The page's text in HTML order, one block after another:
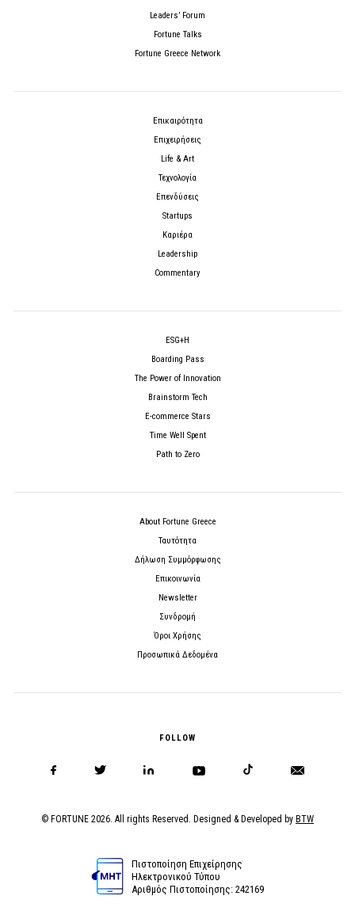
Leaders’ Forum
Fortune Talks
Fortune Greece Network
Επικαιρότητα
Επιχειρήσεις
Life & Art
Τεχνολογία
Επενδύσεις
Startups
Καριέρα
Leadership
Commentary
ESG+H
Boarding Pass
The Power of Innovation
Brainstorm Tech
E-commerce Stars
Time Well Spent
Path to Zero
About Fortune Greece
Ταυτότητα
Δήλωση Συμμόρφωσης
Επικοινωνία
Newsletter
Συνδρομή
Όροι Χρήσης
Προσωπικά Δεδομένα
FOLLOW
© FORTUNE 2026. All rights Reserved. Designed & Developed by BTW
Πιστοποίηση Επιχείρησης
Ηλεκτρονικού Τύπου
Αριθμός Πιστοποίησης: 242169